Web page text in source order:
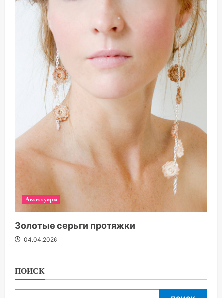
Аксессуары
Золотые серьги протяжки
04.04.2026
ПОИСК